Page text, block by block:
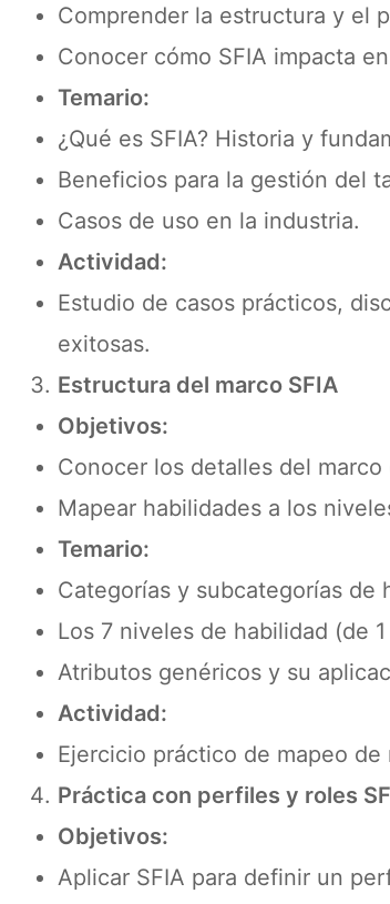
Comprender la estructura y el
Conocer cómo SFIA impacta
Temario:
¿Qué es SFIA? Historia y
Beneficios para la gestión del
Casos de uso en la industria.
Actividad:
Estudio de casos prácticos,
exitosas.
Estructura del marco SFIA
Objetivos:
Conocer los detalles del
Mapear habilidades a los
Temario:
Categorías y subcategorías de
Los 7 niveles de habilidad (de 1
Atributos genéricos y su
Actividad:
Ejercicio práctico de mapeo de
Práctica con perfiles y roles
Objetivos:
Aplicar SFIA para definir un